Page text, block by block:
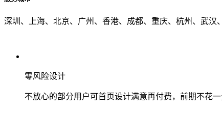
深圳、上海、北京、广州、香港、成都、重庆、杭州、武
零风险设计
不放心的部分用户可首页设计满意再付费，前期不花